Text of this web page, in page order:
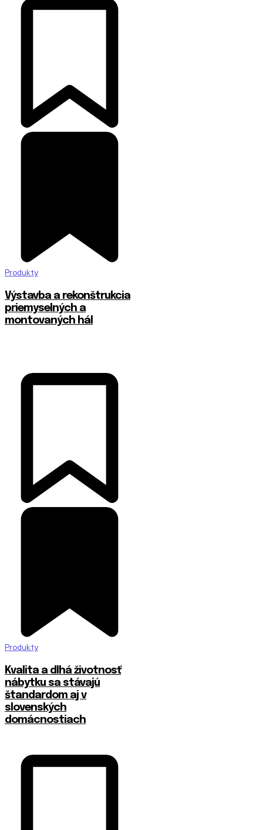
Produkty
Výstavba a rekonštrukcia
priemyselných a
montovaných hál
Produkty
​Kvalita a dlhá životnosť
nábytku sa stávajú
štandardom aj v
slovenských
domácnostiach